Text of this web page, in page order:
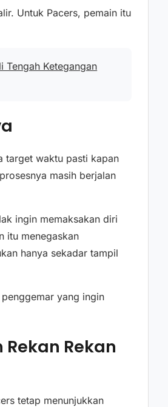
Untuk Pacers, pemain itu
Tengah Ketegangan
target waktu pasti kapan
masih berjalan
ingin memaksakan diri
itu menegaskan
hanya sekadar tampil
yang ingin
Rekan
tetap menunjukkan